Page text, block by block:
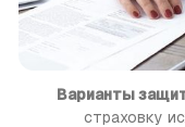
Варианты
страховку